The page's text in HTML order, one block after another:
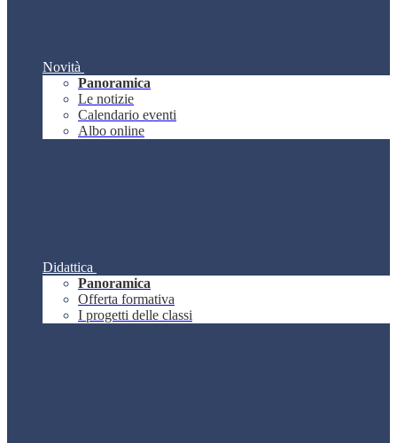
Novità
Panoramica
Le notizie
Calendario eventi
Albo online
Didattica
Panoramica
Offerta formativa
I progetti delle classi